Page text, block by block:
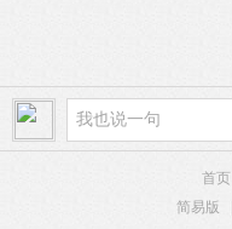
首页
简易版